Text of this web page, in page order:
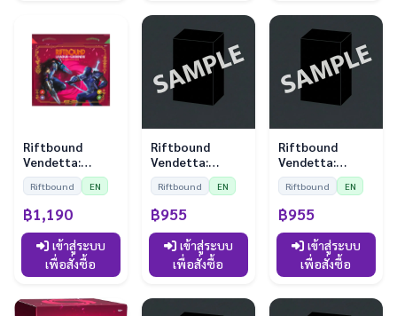
Riftbound
Vendetta:
Showdown Deck
- Zed vs Shen
Riftbound EN
฿1,190
เข้าสู่ระบบ
เพื่อสั่งซื้อ
Riftbound
Vendetta:
Playmat - Diana
vs Leona
Riftbound EN
฿955
เข้าสู่ระบบ
เพื่อสั่งซื้อ
Riftbound
Vendetta:
Playmat - Kayle
vs Morgana
Riftbound EN
฿955
เข้าสู่ระบบ
เพื่อสั่งซื้อ